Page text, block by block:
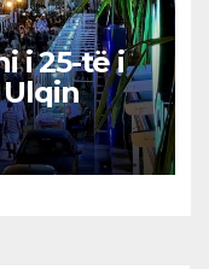
i 25-të i